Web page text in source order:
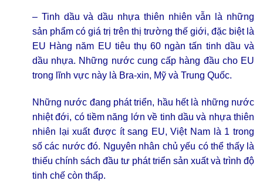
– Tinh dầu và dầu nhựa thiên nhiên vẫn là những
sản phẩm có giá trị trên thị trường thế giới, đặc biệt là
EU Hàng năm EU tiêu thụ 60 ngàn tấn tinh dầu và
dầu nhựa. Những nước cung cấp hàng đầu cho EU
trong lĩnh vực này là Bra-xin, Mỹ và Trung Quốc.
Những nước đang phát triển, hầu hết là những nước
nhiệt đới, có tiềm năng lớn về tinh dầu và nhựa thiên
nhiên lại xuất được ít sang EU, Việt Nam là 1 trong
số các nước đó. Nguyên nhân chủ yếu có thể thấy là
thiếu chính sách đầu tư phát triển sản xuất và trình độ
tinh chế còn thấp.